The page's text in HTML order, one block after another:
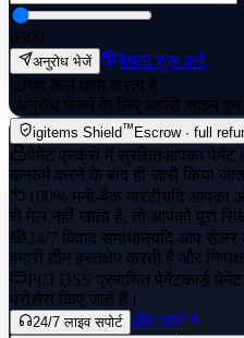
0500
अनुरोध भेजें
बेचना शुरू करें
यह कैसे काम करता है
·अनुरोध भेजने के लिए आपसे साइन इन
igitems Shield™Escrow · full
पेमेंट एस्क्रो में सुरक्षितआपका पेमेंट
कन्फर्म करने के बाद ही जारी किया
100% मनी-बैक गारंटीयदि आपका
से मेल नहीं खाता है, तो आपको पूरा
24/7 विवाद समाधानयदि आप सेलर
हमारी टीम हस्तक्षेप करती है और
PCI DSS प्रमाणित पेमेंटकार्ड
प्रोसेस किए जाते हैं।
24/7 लाइव सपोर्ट और जानें